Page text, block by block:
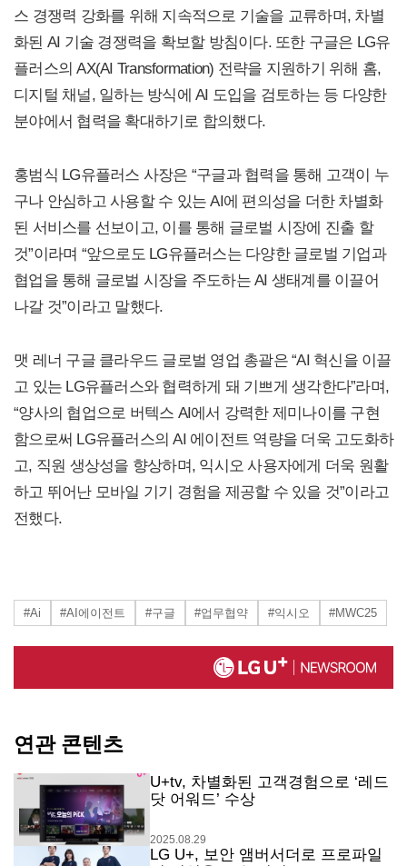
스 경쟁력 강화를 위해 지속적으로 기술을 교류하며, 차별
화된 AI 기술 경쟁력을 확보할 방침이다. 또한 구글은 LG유
플러스의 AX(AI Transformation) 전략을 지원하기 위해 홈,
디지털 채널, 일하는 방식에 AI 도입을 검토하는 등 다양한
분야에서 협력을 확대하기로 합의했다.
홍범식 LG유플러스 사장은 “구글과 협력을 통해 고객이 누
구나 안심하고 사용할 수 있는 AI에 편의성을 더한 차별화
된 서비스를 선보이고, 이를 통해 글로벌 시장에 진출 할
것”이라며 “앞으로도 LG유플러스는 다양한 글로벌 기업과
협업을 통해 글로벌 시장을 주도하는 AI 생태계를 이끌어
나갈 것”이라고 말했다.
맷 레너 구글 클라우드 글로벌 영업 총괄은 “AI 혁신을 이끌
고 있는 LG유플러스와 협력하게 돼 기쁘게 생각한다”라며,
“양사의 협업으로 버텍스 AI에서 강력한 제미나이를 구현
함으로써 LG유플러스의 AI 에이전트 역량을 더욱 고도화하
고, 직원 생상성을 향상하며, 익시오 사용자에게 더욱 원활
하고 뛰어난 모바일 기기 경험을 제공할 수 있을 것”이라고
전했다.
#Ai #AI에이전트 #구글 #업무협약 #익시오 #MWC25
연관 콘텐츠
U+tv, 차별화된 고객경험으로 ‘레드
닷 어워드’ 수상
2025.08.29
LG U+, 보안 앰버서더로 프로파일